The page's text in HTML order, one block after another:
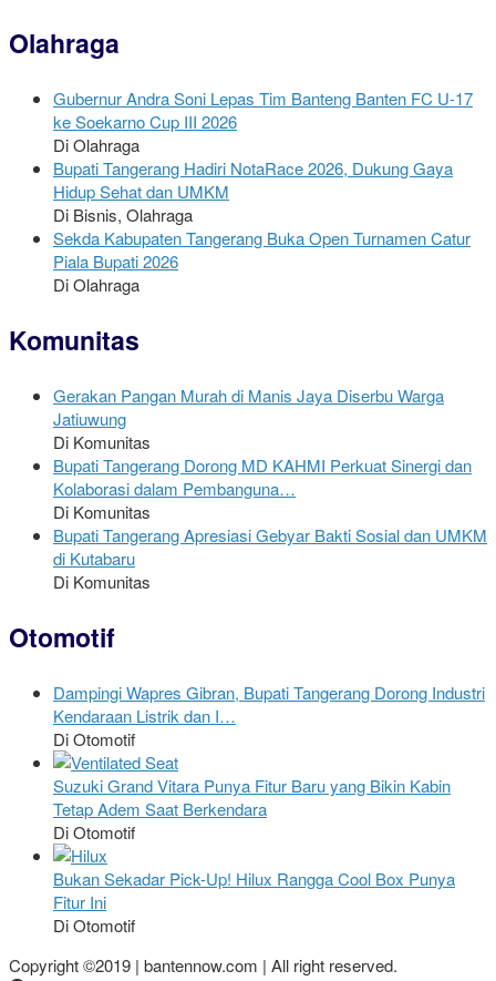
Olahraga
Gubernur Andra Soni Lepas Tim Banteng Banten FC U-17
ke Soekarno Cup III 2026
Di Olahraga
Bupati Tangerang Hadiri NotaRace 2026, Dukung Gaya
Hidup Sehat dan UMKM
Di Bisnis, Olahraga
Sekda Kabupaten Tangerang Buka Open Turnamen Catur
Piala Bupati 2026
Di Olahraga
Komunitas
Gerakan Pangan Murah di Manis Jaya Diserbu Warga
Jatiuwung
Di Komunitas
Bupati Tangerang Dorong MD KAHMI Perkuat Sinergi dan
Kolaborasi dalam Pembanguna…
Di Komunitas
Bupati Tangerang Apresiasi Gebyar Bakti Sosial dan UMKM
di Kutabaru
Di Komunitas
Otomotif
Dampingi Wapres Gibran, Bupati Tangerang Dorong Industri
Kendaraan Listrik dan I…
Di Otomotif
Suzuki Grand Vitara Punya Fitur Baru yang Bikin Kabin
Tetap Adem Saat Berkendara
Di Otomotif
Bukan Sekadar Pick-Up! Hilux Rangga Cool Box Punya
Fitur Ini
Di Otomotif
Copyright ©2019 | bantennow.com | All right reserved.